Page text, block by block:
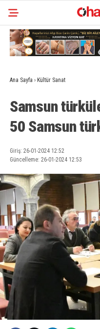
Ana Sayfa › Kültür Sanat
Samsun
50 Samsun
Giriş: 26-01-2024 12:52
Güncelleme: 26-01-2024 12:53